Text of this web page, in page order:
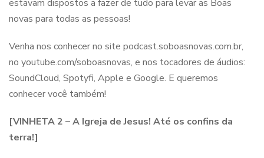
estavam dispostos a fazer de tudo para levar as Boas
novas para todas as pessoas!
Venha nos conhecer no site podcast.soboasnovas.com.br,
no youtube.com/soboasnovas, e nos tocadores de áudios:
SoundCloud, Spotyfi, Apple e Google. E queremos
conhecer você também!
[VINHETA 2 – A Igreja de Jesus! Até os confins da
terra!]